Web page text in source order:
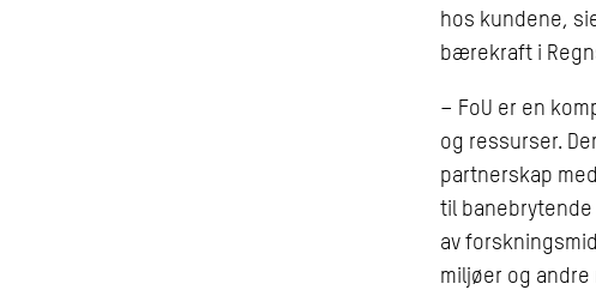
hos kundene,
bærekraft i
– FoU er en
og ressurser.
partnerskap
til
av
miljøer og